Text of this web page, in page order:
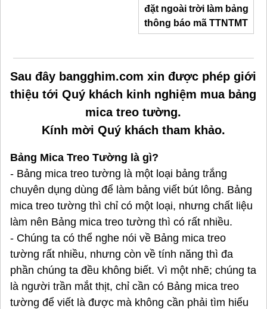
đặt ngoài trời làm bảng
thông báo mã TTNTMT
Sau đây bangghim.com xin được phép giới
thiệu tới Quý khách kinh nghiệm mua bảng
mica treo tường.
Kính mời Quý khách tham khảo.
Bảng Mica Treo Tường là gì?
- Bảng mica treo tường là một loại bảng trắng
chuyên dụng dùng để làm bảng viết bút lông. Bảng
mica treo tường thì chỉ có một loại, nhưng chất liệu
làm nên Bảng mica treo tường thì có rất nhiều.
- Chúng ta có thể nghe nói về Bảng mica treo
tường rất nhiều, nhưng còn về tính năng thì đa
phần chúng ta đều không biết. Vì một nhẽ; chúng ta
là người trần mắt thịt, chỉ cần có Bảng mica treo
tường để viết là được mà không cần phải tìm hiểu